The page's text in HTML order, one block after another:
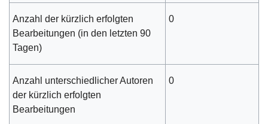
Anzahl der kürzlich erfolgten
Bearbeitungen (in den letzten 90
Tagen)
0
Anzahl unterschiedlicher Autoren
der kürzlich erfolgten
Bearbeitungen
0